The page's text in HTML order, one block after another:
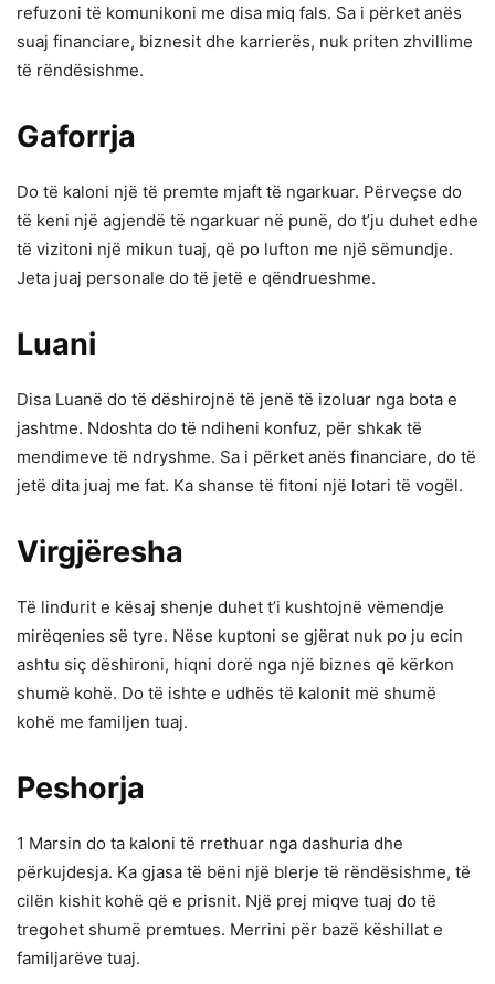
refuzoni të komunikoni me disa miq fals. Sa i përket anës
suaj financiare, biznesit dhe karrierës, nuk priten zhvillime
të rëndësishme.
Gaforrja
Do të kaloni një të premte mjaft të ngarkuar. Përveçse do
të keni një agjendë të ngarkuar në punë, do t’ju duhet edhe
të vizitoni një mikun tuaj, që po lufton me një sëmundje.
Jeta juaj personale do të jetë e qëndrueshme.
Luani
Disa Luanë do të dëshirojnë të jenë të izoluar nga bota e
jashtme. Ndoshta do të ndiheni konfuz, për shkak të
mendimeve të ndryshme. Sa i përket anës financiare, do të
jetë dita juaj me fat. Ka shanse të fitoni një lotari të vogël.
Virgjëresha
Të lindurit e kësaj shenje duhet t’i kushtojnë vëmendje
mirëqenies së tyre. Nëse kuptoni se gjërat nuk po ju ecin
ashtu siç dëshironi, hiqni dorë nga një biznes që kërkon
shumë kohë. Do të ishte e udhës të kalonit më shumë
kohë me familjen tuaj.
Peshorja
1 Marsin do ta kaloni të rrethuar nga dashuria dhe
përkujdesja. Ka gjasa të bëni një blerje të rëndësishme, të
cilën kishit kohë që e prisnit. Një prej miqve tuaj do të
tregohet shumë premtues. Merrini për bazë këshillat e
familjarëve tuaj.